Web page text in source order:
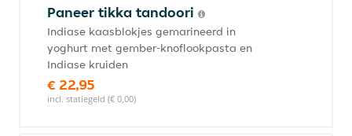
Paneer tikka tandoori
Indiase kaasblokjes gemarineerd in
yoghurt met gember-knoflookpasta en
Indiase kruiden
€ 22,95
incl. statiegeld (€ 0,00)